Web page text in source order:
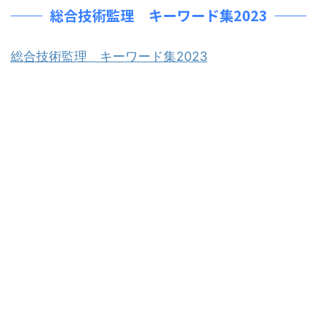
総合技術監理 キーワード集2023
総合技術監理 キーワード集2023